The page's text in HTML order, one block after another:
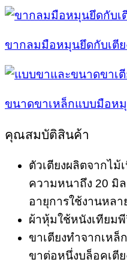
ขากลมมือหมุนยึดกับเตีย
ขนาดขาเหล็กแบบมือห
คุณสมบัติสินค้า
ตัวเตียงผลิตจากไ
ความหนาถึง 20 มิ
อายุการใช้งานหลา
ผ้าหุ้มใช้หนังเทียม
ขาเตียงทำจากเห
ขาต่อหนึ่งบล็อคเตี